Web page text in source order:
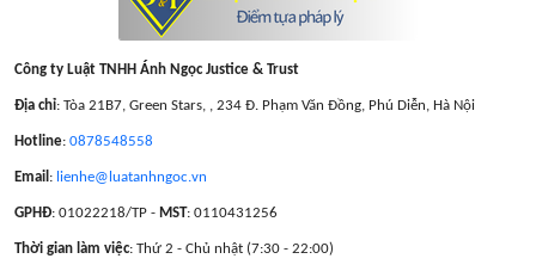
Công ty Luật TNHH Ánh Ngọc Justice & Trust
Địa chỉ: Tòa 21B7, Green Stars, , 234 Đ. Phạm Văn Đồng, Phú Diễn, Hà Nội
Hotline: 0878548558
Email : lienhe@luatanhngoc.vn
GPHĐ: 01022218/TP - MST: 0110431256
Thời gian làm việc: Thứ 2 - Chủ nhật (7:30 - 22:00)